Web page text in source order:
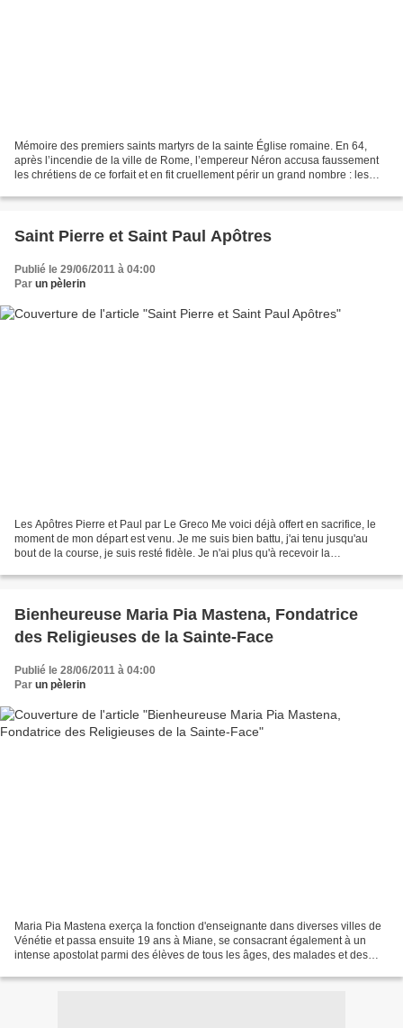
Mémoire des premiers saints martyrs de la sainte Église romaine. En 64,
après l’incendie de la ville de Rome, l’empereur Néron accusa faussement
les chrétiens de ce forfait et en fit cruellement périr un grand nombre : les
Saint Pierre et Saint Paul Apôtres
Publié le 29/06/2011 à 04:00
Par un pèlerin
Les Apôtres Pierre et Paul par Le Greco Me voici déjà offert en sacrifice, le
moment de mon départ est venu. Je me suis bien battu, j'ai tenu jusqu'au
bout de la course, je suis resté fidèle. Je n'ai plus qu'à recevoir la
Bienheureuse Maria Pia Mastena, Fondatrice
des Religieuses de la Sainte-Face
Publié le 28/06/2011 à 04:00
Par un pèlerin
Maria Pia Mastena exerça la fonction d'enseignante dans diverses villes de
Vénétie et passa ensuite 19 ans à Miane, se consacrant également à un
intense apostolat parmi des élèves de tous les âges, des malades et des